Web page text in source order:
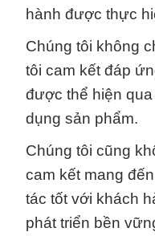
hành được thực
Chúng tôi không
tôi cam kết đáp
được thể hiện
dụng sản phẩm.
Chúng tôi cũng
cam kết mang
tác tốt với khách
phát triển bền